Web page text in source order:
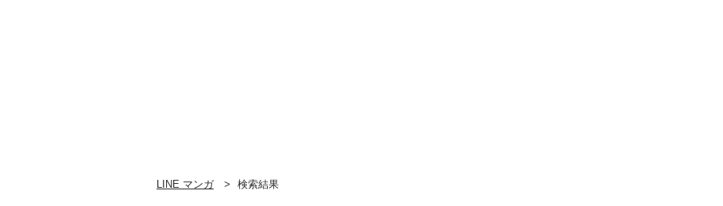
LINE マンガ 検索結果